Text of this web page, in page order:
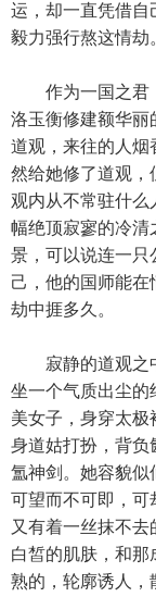
运，却一直凭借自
毅力强行熬这情劫
作为一国之君，
洛玉衡修建额华丽
道观，来往的人烟
然给她修了道观，
观内从不常驻什么
幅绝顶寂寥的冷清
景，可以说连一只
己，他的国师能在
劫中捱多久。
寂静的道观之中
坐一个气质出尘的
美女子，身穿太极
身道姑打扮，背负
氲神剑。她容貌似
可望而不可即，可
又有着一丝抹不
白皙的肌肤，和那
熟的，轮廓诱人，